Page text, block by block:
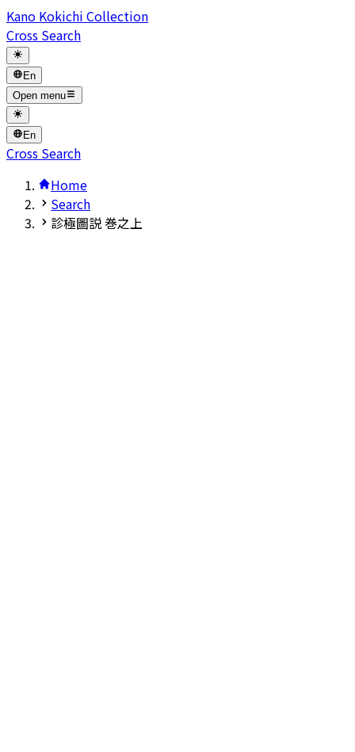
Kano Kokichi Collection
Cross Search
En
Open menu
En
Cross Search
Home
Search
診極圖説 巻之上